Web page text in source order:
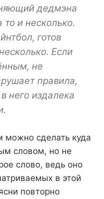
дедмэна
то и несколько.
готов
Если
не
правила,
него издалека
сделать куда
словом, но не
слово, ведь оно
в этой
повторно